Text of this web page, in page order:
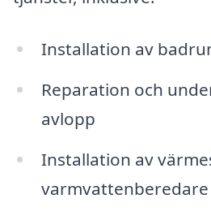
Installation av
Reparation och
avlopp
Installation av
varmvattenberedare